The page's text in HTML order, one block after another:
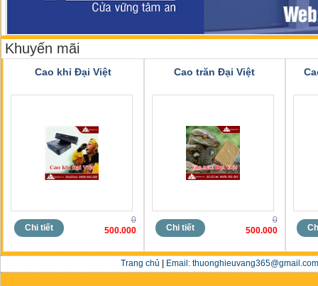
Khuyến mãi
Cao khỉ Đại Việt
Chi tiết
0
500.000
Cao trăn Đại Việt
Chi tiết
0
500.000
Trang chủ Email: